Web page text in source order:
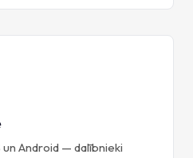
Android — dalībnieki